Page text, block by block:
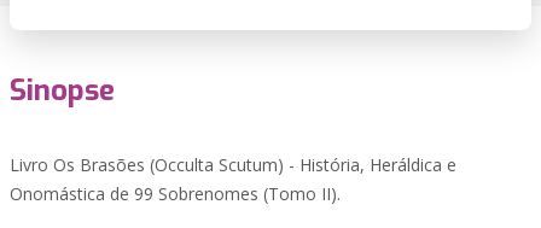
Sinopse
Livro Os Brasões (Occulta Scutum) - História, Heráldica e
Onomástica de 99 Sobrenomes (Tomo II).